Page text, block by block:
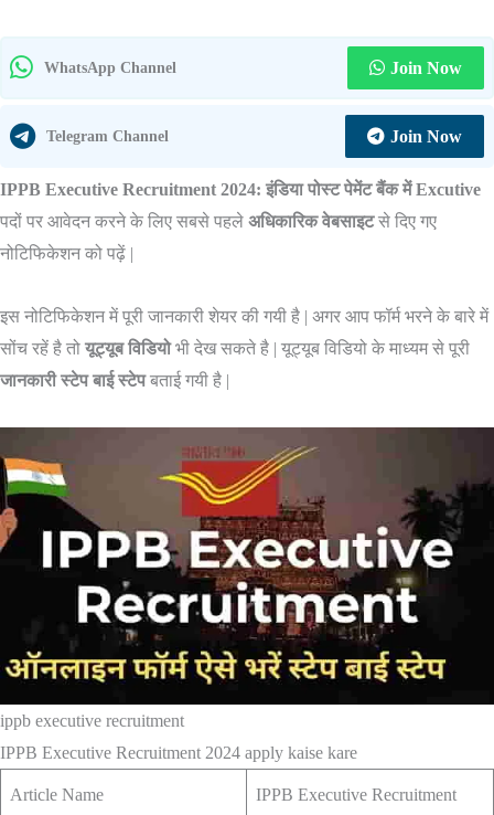
WhatsApp Channel Join Now
Telegram Channel Join Now
IPPB Executive Recruitment 2024: इंडिया पोस्ट पेमेंट बैंक में Excutive
पदों पर आवेदन करने के लिए सबसे पहले अधिकारिक वेबसाइटसे दिए गए
नोटिफिकेशन को पढ़ें |
इस नोटिफिकेशन में पूरी जानकारी शेयर की गयी है | अगर आप फॉर्म भरने के बारे में
सोंच रहें है तो यूट्यूब विडियोभी देख सकते है | यूट्यूब विडियो के माध्यम से पूरी
जानकारी स्टेप बाई स्टेपबताई गयी है |
ippb executive recruitment
IPPB Executive Recruitment 2024 apply kaise kare
Article Name
IPPB Executive Recruitment